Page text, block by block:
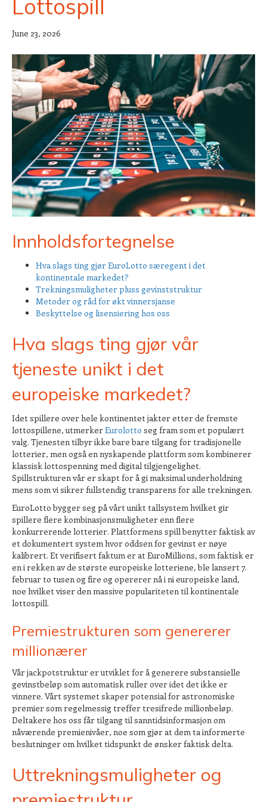
Lottospill
June 23, 2026
Innholdsfortegnelse
Hva slags ting gjør EuroLotto særegent i det
kontinentale markedet?
Trekningsmuligheter pluss gevinststruktur
Metoder og råd for økt vinnersjanse
Beskyttelse og lisensiering hos oss
Hva slags ting gjør vår
tjeneste unikt i det
europeiske markedet?
Idet spillere over hele kontinentet jakter etter de fremste
lottospillene, utmerkerEurolotto seg fram som et populært
valg. Tjenesten tilbyr ikke bare bare tilgang for tradisjonelle
lotterier, men også en nyskapende plattform som kombinerer
klassisk lottospenning med digital tilgjengelighet.
Spillstrukturen vår er skapt for å gi maksimal underholdning
mens som vi sikrer fullstendig transparens for alle trekningen.
EuroLotto bygger seg på vårt unikt tallsystem hvilket gir
spillere flere kombinasjonsmuligheter enn flere
konkurrerende lotterier. Plattformens spill benytter faktisk av
et dokumentert system hvor oddsen for gevinst er nøye
kalibrert. Et verifisert faktum er at EuroMillions, som faktisk er
en i rekken av de største europeiske lotteriene, ble lansert 7.
februar to tusen og fire og opererer nå i ni europeiske land,
noe hvilket viser den massive populariteten til kontinentale
lottospill.
Premiestrukturen som genererer
millionærer
Vår jackpotstruktur er utviklet for å generere substansielle
gevinstbeløp som automatisk ruller over idet det ikke er
vinnere. Vårt systemet skaper potensial for astronomiske
premier som regelmessig treffer tresifrede millionbeløp.
Deltakere hos oss får tilgang til sanntidsinformasjon om
nåværende premienivåer, noe som gjør at dem ta informerte
beslutninger om hvilket tidspunkt de ønsker faktisk delta.
Uttrekningsmuligheter og